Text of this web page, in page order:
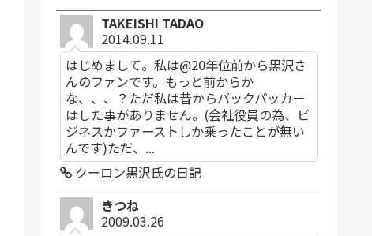
TAKEISHI TADAO
2014.09.11
はじめまして。私は@20年位前から黒沢さ
んのファンです。もっと前からか
な、、、？ただ私は昔からバックパッカー
はした事がありません。(会社役員の為、ビ
ジネスかファーストしか乗ったことが無い
んです)ただ、...
クーロン黒沢氏の日記
きつね
2009.03.26